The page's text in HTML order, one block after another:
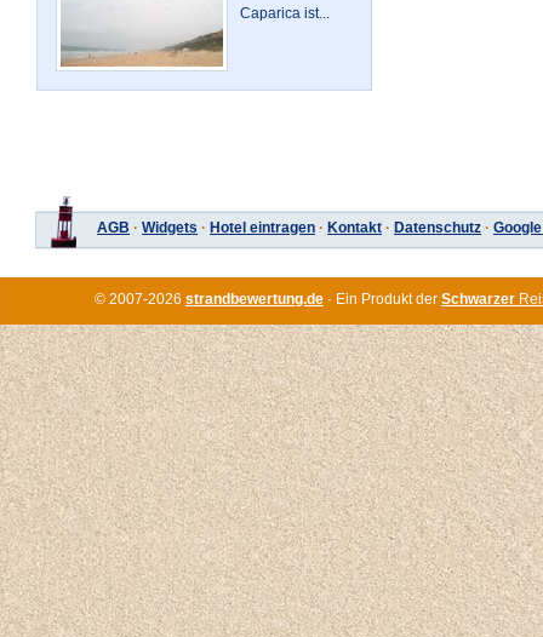
Caparica ist...
AGB · Widgets · Hotel eintragen · Kontakt · Datenschutz ·
© 2007-2026 strandbewertung.de · Ein Produkt der Schwarzer